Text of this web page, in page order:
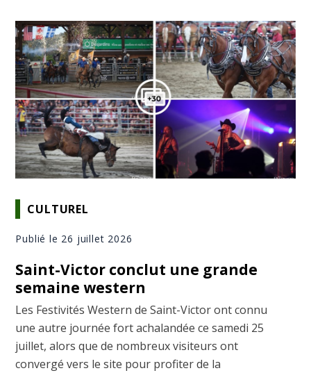
CULTUREL
Publié le 26 juillet 2026
Saint-Victor conclut une grande
semaine western
Les Festivités Western de Saint-Victor ont connu
une autre journée fort achalandée ce samedi 25
juillet, alors que de nombreux visiteurs ont
convergé vers le site pour profiter de la